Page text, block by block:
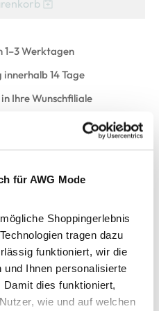
für AWG Mode
Shoppingerlebnis
tragen dazu
funktioniert, wir die
und Ihnen personalisierte
dies funktioniert,
wie und auf welchen
1–3 Werktagen
14 Tage
Ihre Wunschfiliale
Latzhose
Knopfleiste